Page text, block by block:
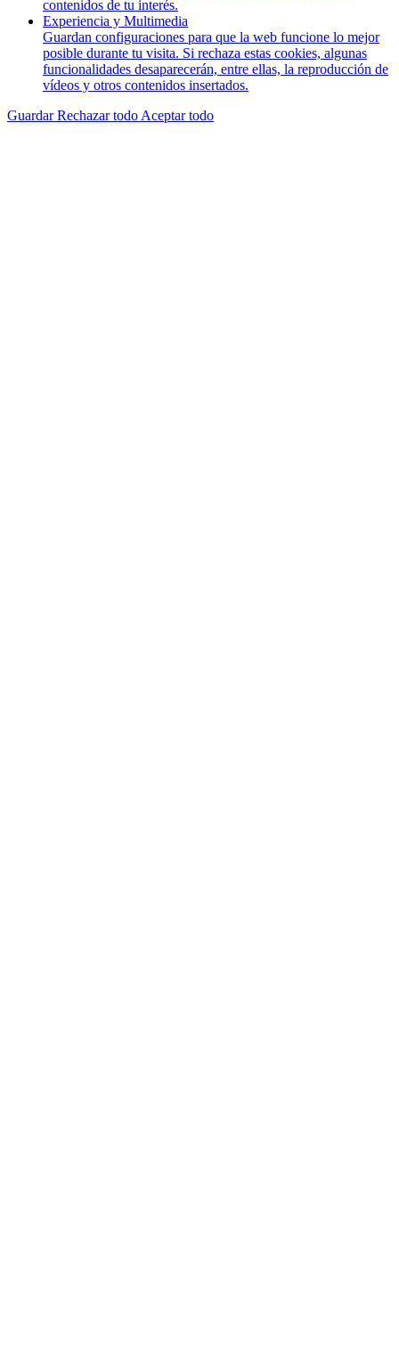
contenidos de tu interés.
Experiencia y Multimedia
Guardan configuraciones para que la web funcione lo mejor
posible durante tu visita. Si rechaza estas cookies, algunas
funcionalidades desaparecerán, entre ellas, la reproducción de
vídeos y otros contenidos insertados.
GuardarRechazar todo Aceptar todo